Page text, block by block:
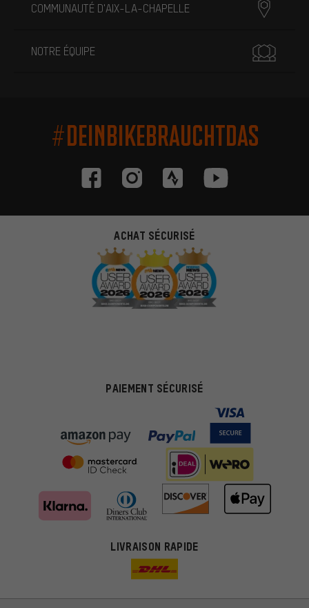
COMMUNAUTÉ D'AIX-LA-CHAPELLE
NOTRE ÉQUIPE
#DEINBIKEBRAUCHTDAS
ACHAT SÉCURISÉ
PAIEMENT SÉCURISÉ
LIVRAISON RAPIDE